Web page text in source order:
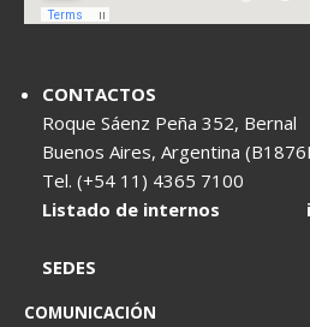
CONTACTOS
Roque Sáenz Peña 352, Bernal
Buenos Aires, Argentina
Tel. (+54 11) 4365 7100
Listado de internos
SEDES
COMUNICACIÓN